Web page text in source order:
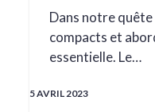
Dans notre
compacts et
essentielle. Le…
5 AVRIL 2023